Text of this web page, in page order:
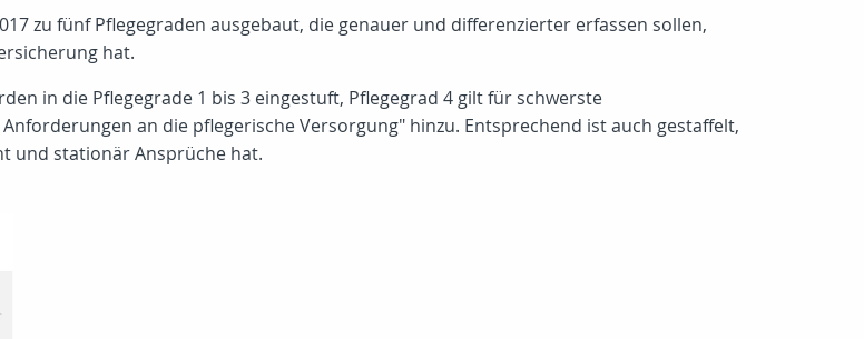
zu fünf Pflegegraden ausgebaut, die genauer und differenzierter erfassen sollen,
hat.
in die Pflegegrade 1 bis 3 eingestuft, Pflegegrad 4 gilt für schwerste
an die pflegerische Versorgung" hinzu. Entsprechend ist auch gestaffelt,
und stationär Ansprüche hat.